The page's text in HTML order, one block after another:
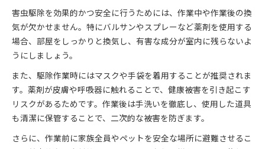
害虫駆除を効果的かつ安全に行うためには、作業中や作業後の換
気が欠かせません。特にバルサンやスプレーなど薬剤を使用する
場合、部屋をしっかりと換気し、有害な成分が室内に残らないよ
うにしましょう。
また、駆除作業時にはマスクや手袋を着用することが推奨されま
す。薬剤が皮膚や呼吸器に触れることで、健康被害を引き起こす
リスクがあるためです。作業後は手洗いを徹底し、使用した道具
も清潔に保管することで、二次的な被害を防ぎます。
さらに、作業前に家族全員やペットを安全な場所に避難させるこ